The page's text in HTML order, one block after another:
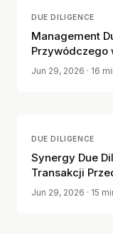
DUE DILIGENCE
Management
Przywódczego
Jun 29, 2026 · 16
DUE DILIGENCE
Synergy Due
Transakcji
Jun 29, 2026 · 15